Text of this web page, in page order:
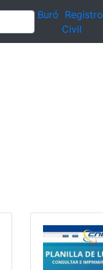
Buró Registro
Civil